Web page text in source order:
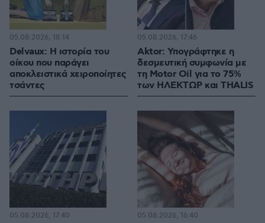
Delvaux: Η ιστορία του
οίκου που παράγει
αποκλειστικά χειροποίητες
τσάντες
05.08.2026, 18:14
Aktor: Υπογράφτηκε η
δεσμευτική συμφωνία με
τη Motor Oil για το 75%
των ΗΛΕΚΤΩΡ και THALIS
05.08.2026, 17:46
05.08.2026, 17:40 05.08.2026, 16:40